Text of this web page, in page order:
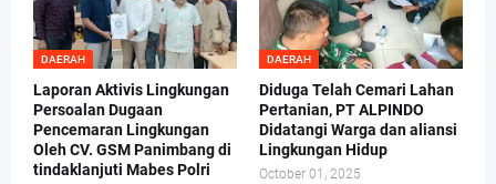
DAERAH
Laporan Aktivis Lingkungan
Persoalan Dugaan
Pencemaran Lingkungan
Oleh CV. GSM Panimbang di
tindaklanjuti Mabes Polri
DAERAH
Diduga Telah Cemari Lahan
Pertanian, PT ALPINDO
Didatangi Warga dan aliansi
Lingkungan Hidup
October 01, 2025